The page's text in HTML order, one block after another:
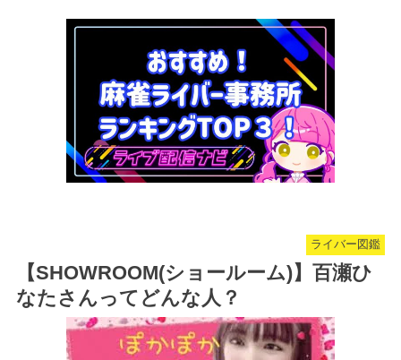
ライバー図鑑
【SHOWROOM(ショールーム)】百瀬ひ
なたさんってどんな人？